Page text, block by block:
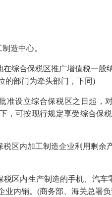
造中心。
在综合保税区推广增值税一般
的部门为牵头部门，下同)
准设立综合保税区之日起，
，可按现行规定享受综合保
税区内加工制造企业利用剩余
税区内生产制造的手机、汽
业内销。(商务部、海关总署